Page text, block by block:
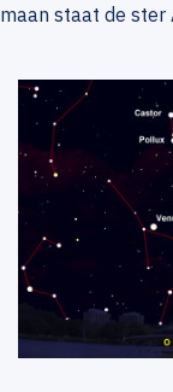
maan staat de ster